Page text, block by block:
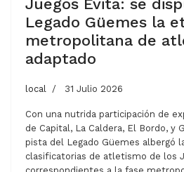
Juegos Evita: se
Legado Güemes la
metropolitana de
adaptado
local 31 Julio 2026
Con una nutrida participación de
de Capital, La Caldera, El Bordo, y
pista del Legado Güemes albergó
clasificatorias de atletismo de los